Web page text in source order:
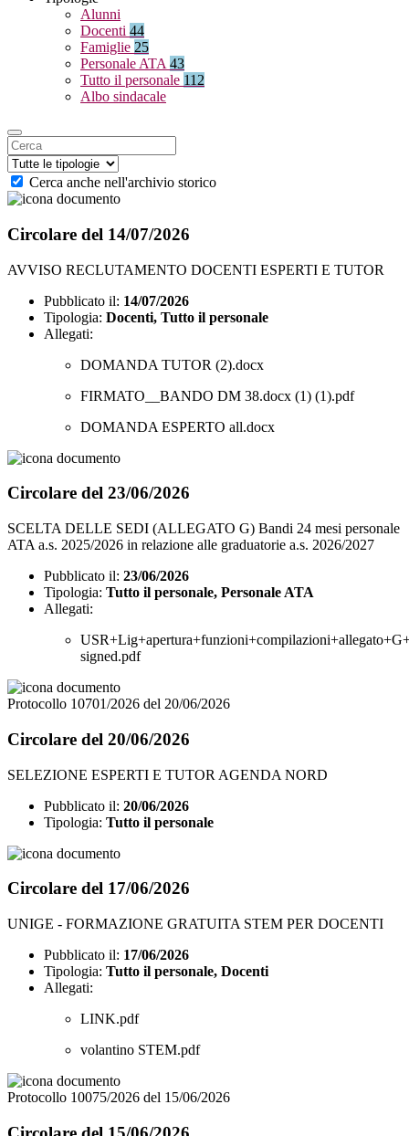
Alunni
Docenti 44
Famiglie 25
Personale ATA 43
Tutto il personale 112
Albo sindacale
Cerca anche nell'archivio storico
Circolare del 14/07/2026
AVVISO RECLUTAMENTO DOCENTI ESPERTI E TUTOR
Pubblicato il: 14/07/2026
Tipologia: Docenti, Tutto il personale
Allegati:
DOMANDA TUTOR (2).docx
FIRMATO__BANDO DM 38.docx (1) (1).pdf
DOMANDA ESPERTO all.docx
Circolare del 23/06/2026
SCELTA DELLE SEDI (ALLEGATO G) Bandi 24 mesi personale
ATA a.s. 2025/2026 in relazione alle graduatorie a.s. 2026/2027
Pubblicato il: 23/06/2026
Tipologia: Tutto il personale, Personale ATA
Allegati:
signed.pdf
Protocollo 10701/2026 del 20/06/2026
Circolare del 20/06/2026
SELEZIONE ESPERTI E TUTOR AGENDA NORD
Pubblicato il: 20/06/2026
Tipologia: Tutto il personale
Circolare del 17/06/2026
UNIGE - FORMAZIONE GRATUITA STEM PER DOCENTI
Pubblicato il: 17/06/2026
Tipologia: Tutto il personale, Docenti
Allegati:
LINK.pdf
volantino STEM.pdf
Protocollo 10075/2026 del 15/06/2026